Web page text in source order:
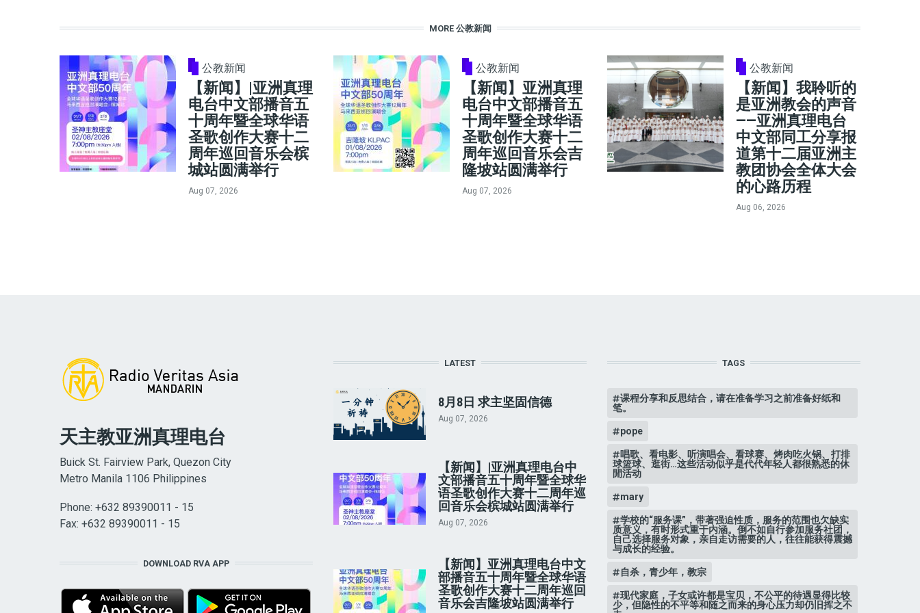
MORE 公教新闻
公教新闻
【新闻】|亚洲真理
电台中文部播音五
十周年暨全球华语
圣歌创作大赛十二
周年巡回音乐会槟
城站圆满举行
Aug 07, 2026
公教新闻
【新闻】亚洲真理
电台中文部播音五
十周年暨全球华语
圣歌创作大赛十二
周年巡回音乐会吉
隆坡站圆满举行
Aug 07, 2026
公教新闻
【新闻】我聆听的
是亚洲教会的声音
——亚洲真理电台
中文部同工分享报
道第十二届亚洲主
教团协会全体大会
的心路历程
Aug 06, 2026
天主教亚洲真理电台
Buick St. Fairview Park, Quezon City
Metro Manila 1106 Philippines
Phone: +632 89390011 - 15
Fax: +632 89390011 - 15
DOWNLOAD RVA APP
LATEST
8月8日 求主坚固信德
Aug 07, 2026
【新闻】|亚洲真理电台中
文部播音五十周年暨全球华
语圣歌创作大赛十二周年巡
回音乐会槟城站圆满举行
Aug 07, 2026
【新闻】亚洲真理电台中文
部播音五十周年暨全球华语
圣歌创作大赛十二周年巡回
音乐会吉隆坡站圆满举行
TAGS
课程分享和反思结合，请在准备学习之前准备好纸和
笔。
pope
唱歌、看电影、听演唱会、看球赛、烤肉吃火锅、打排
球篮球、逛街…这些活动似乎是代代年轻人都很熟悉的休
閒活动
mary
学校的“服务课”，带著强迫性质，服务的范围也欠缺实
质意义，有时形式重于内涵。倒不如自行参加服务社团，
自己选择服务对象，亲自走访需要的人，往往能获得震撼
与成长的经验。
自杀，青少年，教宗
现代家庭，子女或许都是宝贝，不公平的待遇显得比较
少，但隐性的不平等和随之而来的身心压力却仍旧挥之不